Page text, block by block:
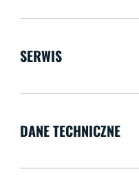
SERWIS
DANE TECHNICZNE